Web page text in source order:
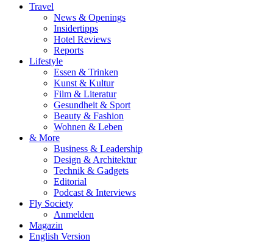
Travel
News & Openings
Insidertipps
Hotel Reviews
Reports
Lifestyle
Essen & Trinken
Kunst & Kultur
Film & Literatur
Gesundheit & Sport
Beauty & Fashion
Wohnen & Leben
& More
Business & Leadership
Design & Architektur
Technik & Gadgets
Editorial
Podcast & Interviews
Fly Society
Anmelden
Magazin
English Version